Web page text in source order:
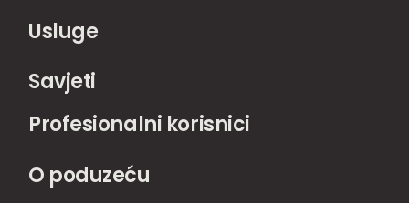
Usluge
Savjeti
Profesionalni korisnici
O poduzeću